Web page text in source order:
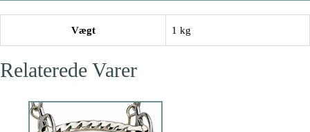
Vægt 1 kg
Relaterede Varer